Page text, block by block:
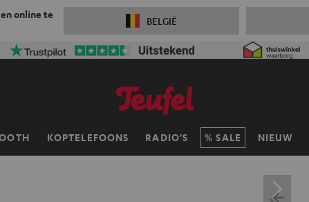
online te
BELGIË
KOPTELEFOONS RADIO'S SALE NIEUW